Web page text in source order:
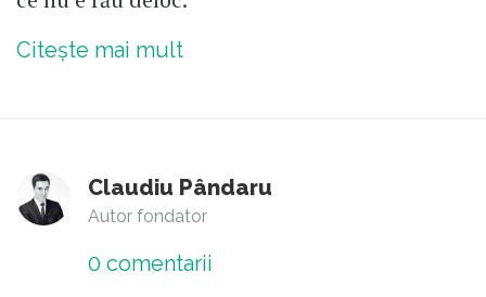
Citește mai mult
Claudiu Pândaru
Autor fondator
0 comentarii